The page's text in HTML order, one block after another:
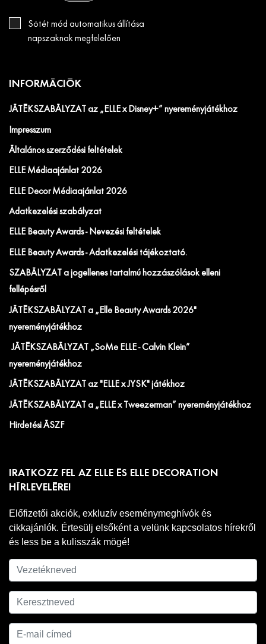
Sötét mód automatikus állítása
napszaknak megfelelően
INFORMÁCIÓK
JÁTÉKSZABÁLYZAT az „ELLE x Disney+” nyereményjátékhoz
Impresszum
Általános szerződési feltételek
ELLE Médiaajánlat 2026
ELLE Decor Médiaajánlat 2026
Adatkezelési szabályzat
ELLE Beauty Awards - Nevezési feltételek
ELLE Beauty Awards - Adatkezelési tájékoztató.
SZABÁLYZAT a jogellenes tartalmú hozzászólások elleni
fellépésről
JÁTÉKSZABÁLYZAT a „Elle Beauty Awards 2026"
nyereményjátékhoz
JÁTÉKSZABÁLYZAT „SoMe ELLE - Calvin Klein”
nyereményjátékhoz
JÁTÉKSZABÁLYZAT az "ELLE x JYSK" játékhoz
JÁTÉKSZABÁLYZAT a „ELLE x Tweezerman” nyereményjátékhoz
Hirdetési ÁSZF
IRATKOZZ FEL AZ ELLE ÉS ELLE DECORATION
HÍRLEVELÉRE!
Előfizetői akciók, exkluzív eseménymeghívók és
cikkajánlók. Értesülj elsőként a velünk kapcsolatos hírekről
és less be a kulisszák mögé!